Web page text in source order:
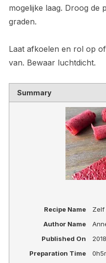
mogelijke laag. Droog de
graden.
Laat afkoelen en rol op
van. Bewaar luchtdicht.
Summary
Recipe Name
Zelf
Author Name
Published On
Preparation Time